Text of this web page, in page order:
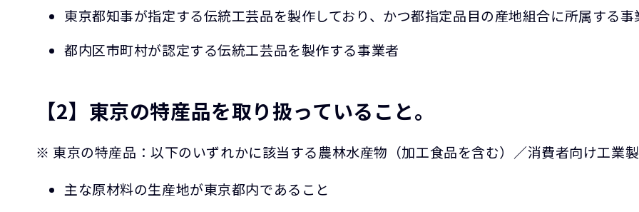
東京都知事が指定する伝統工芸品を製作しており、かつ都指定品目の産地組合に所属する事
都内区市町村が認定する伝統工芸品を製作する事業者
【2】東京の特産品を取り扱っていること。
※ 東京の特産品：以下のいずれかに該当する農林水産物（加工食品を含む）／消費者向け工業
主な原材料の生産地が東京都内であること